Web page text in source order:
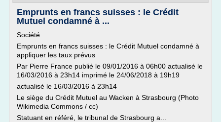
Emprunts en francs suisses : le Crédit
Mutuel condamné à ...
Société
Emprunts en francs suisses : le Crédit Mutuel condamné à
appliquer les taux prévus
Par Pierre France publié le 09/01/2016 à 06h00 actualisé le
16/03/2016 à 23h14 imprimé le 24/06/2018 à 19h19
actualisé le 16/03/2016 à 23h14
Le siège du Crédit Mutuel au Wacken à Strasbourg (Photo
Wikimedia Commons / cc)
Statuant en référé, le tribunal de Strasbourg a...